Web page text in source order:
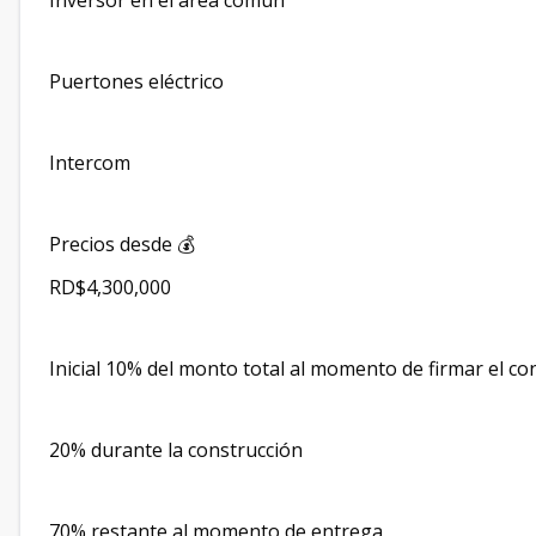
Puertones eléctrico
Intercom
Precios desde 💰
RD$4,300,000
Inicial 10% del monto total al momento de firmar el
20% durante la construcción